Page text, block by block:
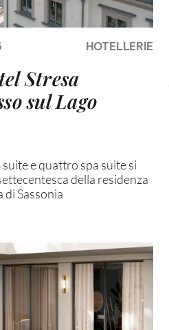
HOTELLERIE
Stresa
sul Lago
e quattro spa suite si
della residenza
di Sassonia